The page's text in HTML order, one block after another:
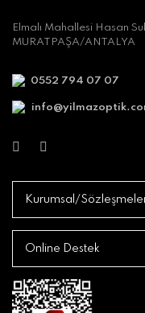
Elmalı Mahallesi Hasan
MURATPAŞA/ANTALYA
0552 794 07 07
Kurumsal/
Online Destek